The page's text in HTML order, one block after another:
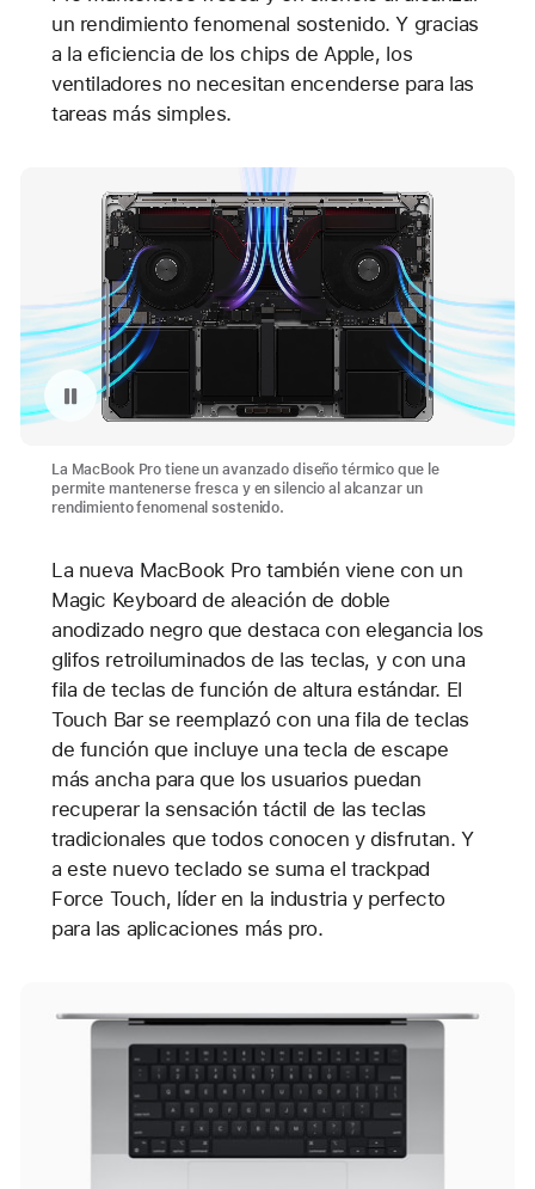
un rendimiento fenomenal sostenido. Y gracias
a la eficiencia de los chips de Apple, los
ventiladores no necesitan encenderse para las
tareas más simples.
Pausar la reproducción del video: Animación del funcionamiento térmico de la MacBook Pro
La MacBook Pro tiene un avanzado diseño térmico que le
permite mantenerse fresca y en silencio al alcanzar un
rendimiento fenomenal sostenido.
La nueva MacBook Pro también viene con un
Magic Keyboard de aleación de doble
anodizado negro que destaca con elegancia los
glifos retroiluminados de las teclas, y con una
fila de teclas de función de altura estándar. El
Touch Bar se reemplazó con una fila de teclas
de función que incluye una tecla de escape
más ancha para que los usuarios puedan
recuperar la sensación táctil de las teclas
tradicionales que todos conocen y disfrutan. Y
a este nuevo teclado se suma el trackpad
Force Touch, líder en la industria y perfecto
para las aplicaciones más pro.